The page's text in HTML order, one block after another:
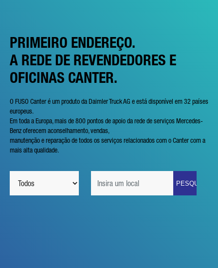
PRIMEIRO ENDEREÇO.
A REDE DE REVENDEDORES E
OFICINAS CANTER.
O FUSO Canter é um produto da Daimler Truck AG e está disponível em 32 países
europeus.
Em toda a Europa, mais de 800 pontos de apoio da rede de serviços Mercedes-
Benz oferecem aconselhamento, vendas,
manutenção e reparação de todos os serviços relacionados com o Canter com a
mais alta qualidade.